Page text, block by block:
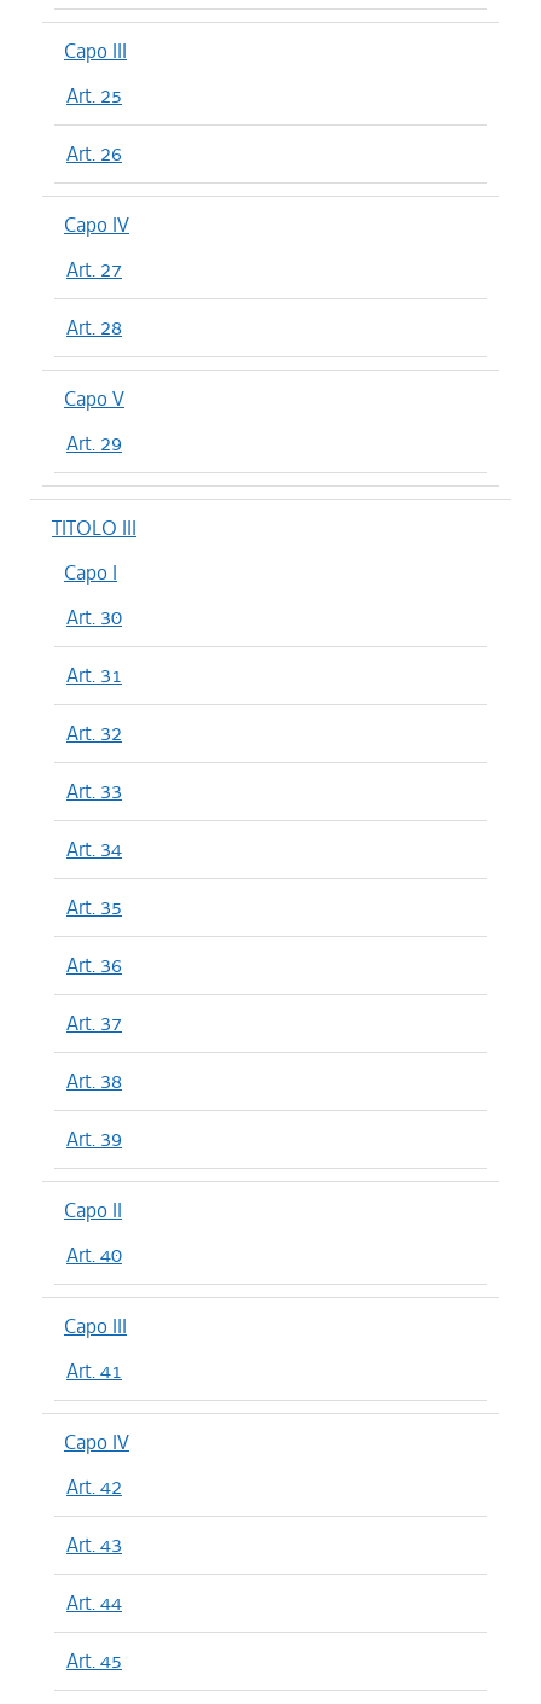
Capo III
Art. 25
Art. 26
Capo IV
Art. 27
Art. 28
Capo V
Art. 29
TITOLO III
Capo I
Art. 30
Art. 31
Art. 32
Art. 33
Art. 34
Art. 35
Art. 36
Art. 37
Art. 38
Art. 39
Capo II
Art. 40
Capo III
Art. 41
Capo IV
Art. 42
Art. 43
Art. 44
Art. 45